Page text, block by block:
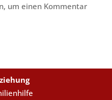
um einen Kommentar